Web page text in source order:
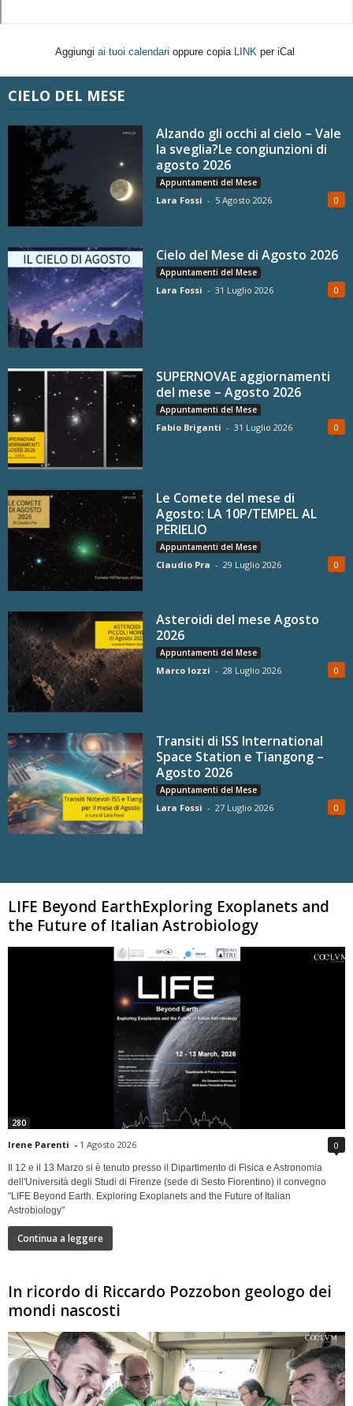
Aggiungi ai tuoi calendari oppure copia LINK per iCal
CIELO DEL MESE
Alzando gli occhi al cielo – Vale
la sveglia?Le congiunzioni di
agosto 2026
Appuntamenti del Mese
Lara Fossi - 5 Agosto 2026 0
Cielo del Mese di Agosto 2026
Appuntamenti del Mese
Lara Fossi - 31 Luglio 2026 0
SUPERNOVAE aggiornamenti
del mese – Agosto 2026
Appuntamenti del Mese
Fabio Briganti - 31 Luglio 2026 0
Le Comete del mese di
Agosto: LA 10P/TEMPEL AL
PERIELIO
Appuntamenti del Mese
Claudio Pra - 29 Luglio 2026 0
Asteroidi del mese Agosto
2026
Appuntamenti del Mese
Marco Iozzi - 28 Luglio 2026 0
Transiti di ISS International
Space Station e Tiangong –
Agosto 2026
Appuntamenti del Mese
Lara Fossi - 27 Luglio 2026 0
LIFE Beyond EarthExploring Exoplanets and
the Future of Italian Astrobiology
280
Irene Parenti - 1 Agosto 2026 0
Il 12 e il 13 Marzo si è tenuto presso il Dipartimento di Fisica e Astronomia
dell'Università degli Studi di Firenze (sede di Sesto Fiorentino) il convegno
"LIFE Beyond Earth. Exploring Exoplanets and the Future of Italian
Astrobiology"
Continua a leggere
In ricordo di Riccardo Pozzobon geologo dei
mondi nascosti